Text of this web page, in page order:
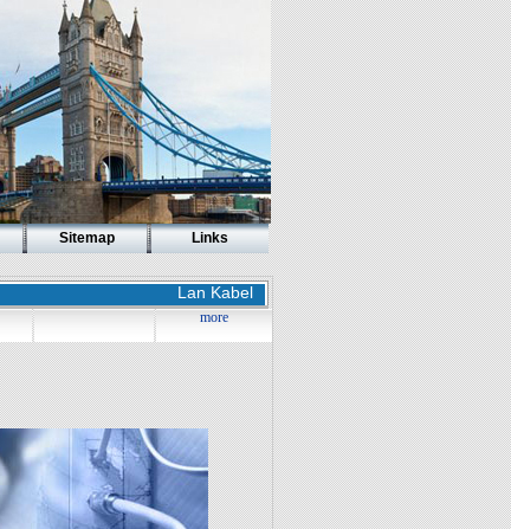
Sitemap Links
Lan Kabel
more